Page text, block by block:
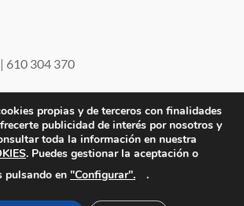
| 610 304 370
Visa PayPal MasterCard
S.L. | B53077459 | Inscrita en el Registro
Tomo 1869. Folio 132 Hoja A-35683.
propias y de terceros con finalidades
publicidad de interés por nosotros y
toda la información en nuestra
. Puedes gestionar la aceptación o
pulsando en "Configurar". .